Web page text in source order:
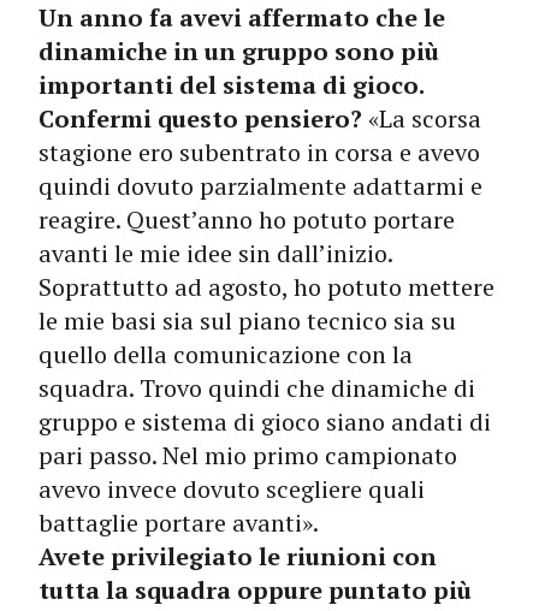
Un anno fa avevi affermato che le
dinamiche in un gruppo sono più
importanti del sistema di gioco.
Confermi questo pensiero? «La scorsa
stagione ero subentrato in corsa e avevo
quindi dovuto parzialmente adattarmi e
reagire. Quest’anno ho potuto portare
avanti le mie idee sin dall’inizio.
Soprattutto ad agosto, ho potuto mettere
le mie basi sia sul piano tecnico sia su
quello della comunicazione con la
squadra. Trovo quindi che dinamiche di
gruppo e sistema di gioco siano andati di
pari passo. Nel mio primo campionato
avevo invece dovuto scegliere quali
battaglie portare avanti».
Avete privilegiato le riunioni con
tutta la squadra oppure puntato più